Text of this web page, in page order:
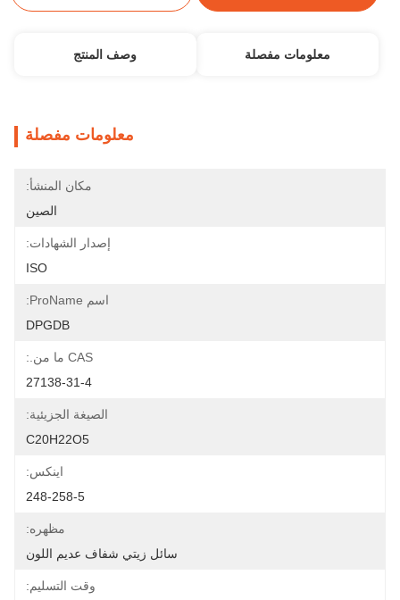
معلومات مفصلة وصف المنتج
معلومات مفصلة
مكان المنشأ:
الصين
إصدار الشهادات:
ISO
اسم ProName:
DPGDB
CAS ما من.:
27138-31-4
الصيغة الجزيئية:
C20H22O5
اينكس:
248-258-5
مظهره:
سائل زيتي شفاف عديم اللون
وقت التسليم: